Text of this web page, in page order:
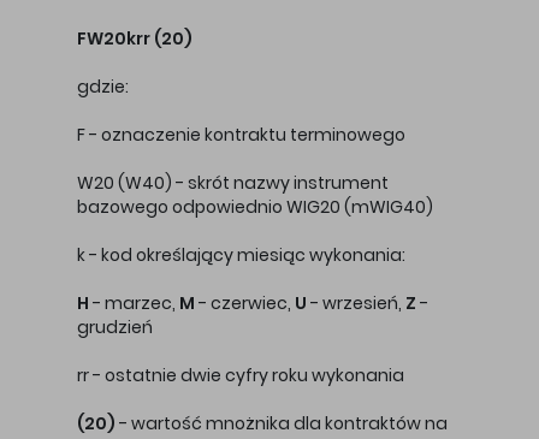
FW20krr (20)
gdzie:
F - oznaczenie kontraktu terminowego
W20 (W40) - skrót nazwy instrument
bazowego odpowiednio WIG20 (mWIG40)
k - kod określający miesiąc wykonania:
H - marzec, M - czerwiec, U - wrzesień, Z -
grudzień
rr - ostatnie dwie cyfry roku wykonania
(20) - wartość mnożnika dla kontraktów na